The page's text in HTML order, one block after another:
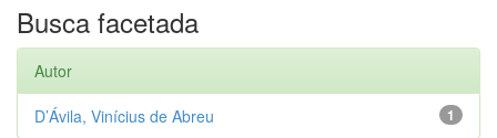
Busca facetada
Autor
1
D’Ávila, Vinícius de Abreu